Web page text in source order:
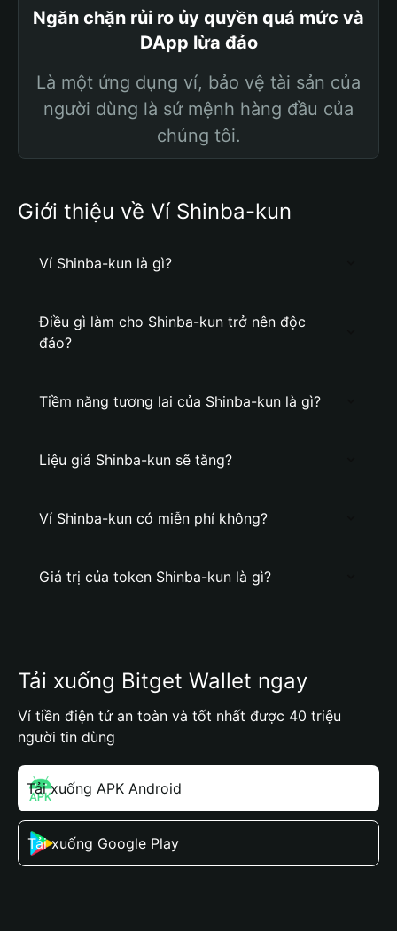
Ngăn chặn rủi ro ủy quyền quá mức và
DApp lừa đảo
Là một ứng dụng ví, bảo vệ tài sản của
người dùng là sứ mệnh hàng đầu của
chúng tôi.
Giới thiệu về Ví Shinba-kun
Ví Shinba-kun là gì?
Điều gì làm cho Shinba-kun trở nên độc
đáo?
Tiềm năng tương lai của Shinba-kun là gì?
Liệu giá Shinba-kun sẽ tăng?
Ví Shinba-kun có miễn phí không?
Giá trị của token Shinba-kun là gì?
Tải xuống Bitget Wallet ngay
Ví tiền điện tử an toàn và tốt nhất được 40 triệu
người tin dùng
Tải xuống APK Android
Tải xuống Google Play